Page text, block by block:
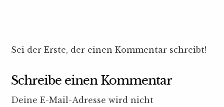
Sei der Erste, der einen Kommentar schreibt!
Schreibe einen Kommentar
Deine E-Mail-Adresse wird nicht